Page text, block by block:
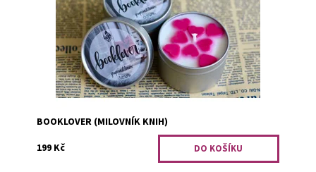
Kód:
1584
BOOKLOVER (MILOVNÍK KNIH)
199 Kč